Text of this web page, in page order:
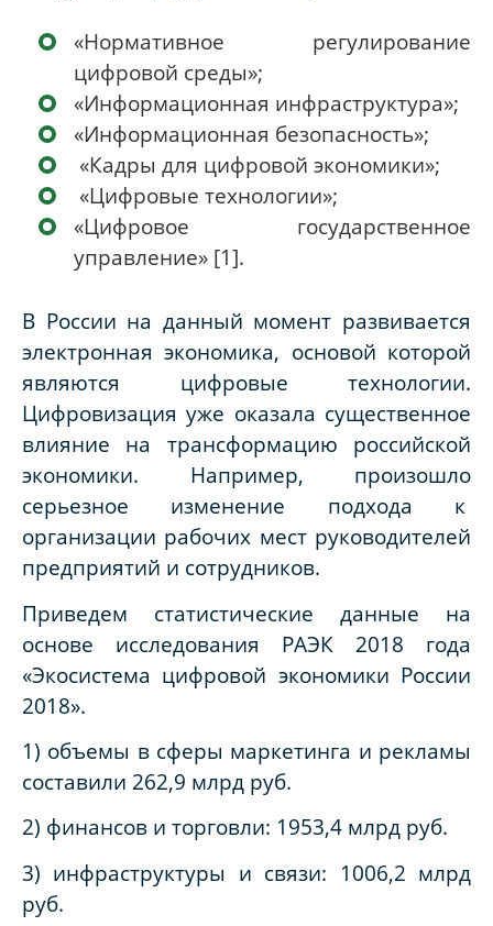
«Нормативное регулирование
цифровой среды»;
«Информационная инфраструктура»;
«Информационная безопасность»;
«Кадры для цифровой экономики»;
«Цифровые технологии»;
«Цифровое государственное
управление» [1].
В России на данный момент развивается
электронная экономика, основой которой
являются цифровые технологии.
Цифровизация уже оказала существенное
влияние на трансформацию российской
экономики. Например, произошло
серьезное изменение подхода к
организации рабочих мест руководителей
предприятий и сотрудников.
Приведем статистические данные на
основе исследования РАЭК 2018 года
«Экосистема цифровой экономики России
2018».
1) объемы в сферы маркетинга и рекламы
составили 262,9 млрд руб.
2) финансов и торговли: 1953,4 млрд руб.
3) инфраструктуры и связи: 1006,2 млрд
руб.